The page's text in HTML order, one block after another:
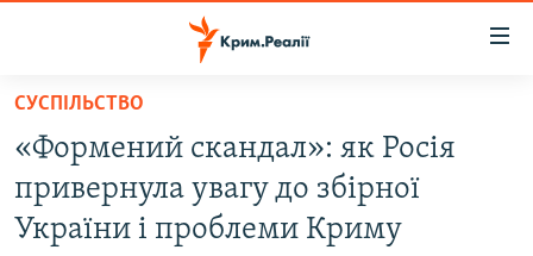
Перейти
основного
матеріалу
Перейти
до
ВОДА.КРИМ
ВІДЕО ТА ФОТО
СУСПІЛЬСТВО
«Формений скандал»: як Росія
привернула увагу до збірної
України і проблеми Криму